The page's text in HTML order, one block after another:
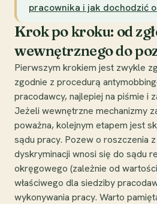
pracownika i jak dochodzić
Krok po kroku: od
wewnętrznego do
Pierwszym krokiem jest zwykle
zgodnie z procedurą
pracodawcy, najlepiej na piśmie i
Jeżeli wewnętrzne mechanizmy
poważna, kolejnym etapem jest
sądu pracy. Pozew o roszczenia
dyskryminacji wnosi się do sądu
okręgowego (zależnie od
właściwego dla siedziby
wykonywania pracy. Warto